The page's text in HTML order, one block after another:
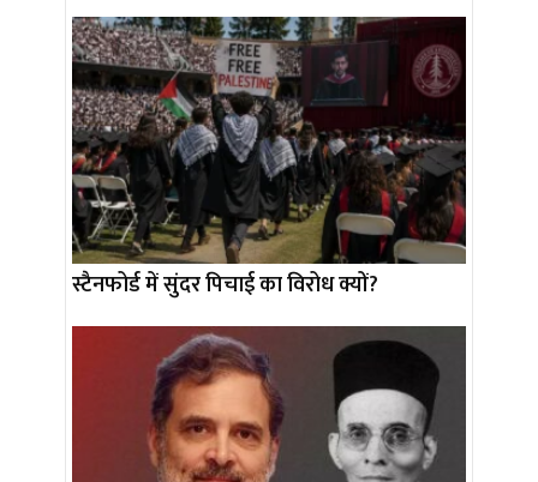
स्टैनफोर्ड में सुंदर पिचाई का विरोध क्यों?